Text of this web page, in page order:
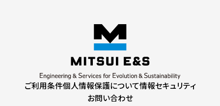
ご利用条件個人情報保護について情報セキュリティ
お問い合わせ